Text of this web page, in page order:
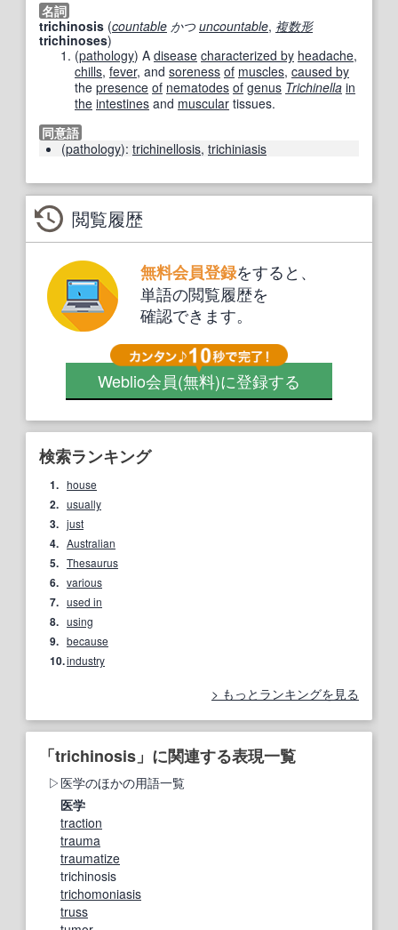
名詞
trichinosis (countable かつ uncountable, 複数形
trichinoses)
(pathology) A disease characterized by headache,
chills, fever, and soreness of muscles, caused by
the presence of nematodes of genus Trichinella in
the intestines and muscular tissues.
同意語
(pathology): trichinellosis, trichiniasis
閲覧履歴
無料会員登録をすると、
単語の閲覧履歴を
確認できます。
Weblio会員(無料)に登録する
検索ランキング
1. house
2. usually
3. just
4. Australian
5. Thesaurus
6. various
7. used in
8. using
9. because
10.industry
もっとランキングを見る
「trichinosis」に関連する表現一覧
医学のほかの用語一覧
医学
traction
trauma
traumatize
trichinosis
trichomoniasis
truss